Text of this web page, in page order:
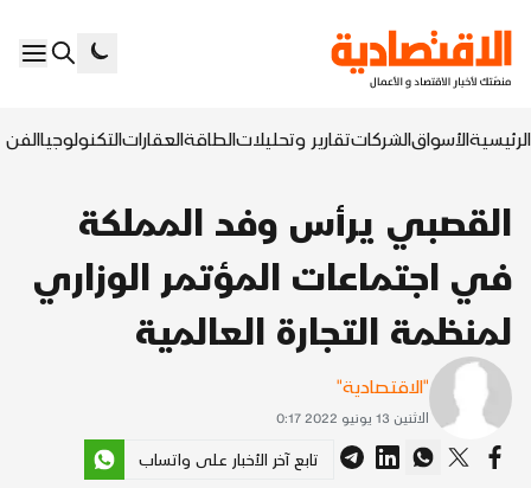
الرئيسيةالأسواقالشركاتتقارير وتحليلاتالطاقةالعقاراتالتكنولوجياالفن
القصبي يرأس وفد المملكة
في اجتماعات المؤتمر الوزاري
لمنظمة التجارة العالمية
"الاقتصادية"
الاثنين 13 يونيو 2022 0:17
تابع آخر الأخبار على واتساب